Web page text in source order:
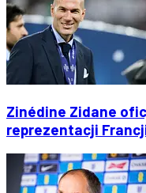
Zinédine Zidane
reprezentacji